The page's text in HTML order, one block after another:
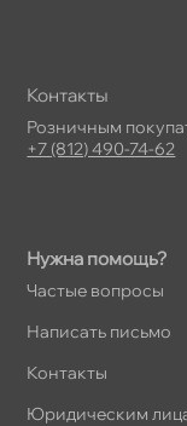
Нужна помощь?
Частые вопросы
Написать письмо
Контакты
Юридическим
Контакты
Розничным
+7 (812) 490-74-62